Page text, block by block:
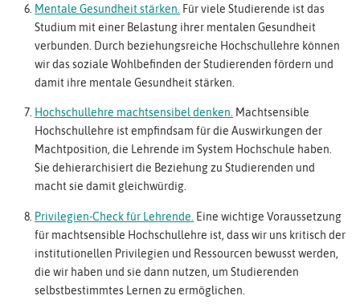
Mentale Gesundheit stärken. Für viele Studierende ist das
Studium mit einer Belastung ihrer mentalen Gesundheit
verbunden. Durch beziehungsreiche Hochschullehre können
wir das soziale Wohlbefinden der Studierenden fördern und
damit ihre mentale Gesundheit stärken.
Hochschullehre machtsensibel denken. Machtsensible
Hochschullehre ist empfindsam für die Auswirkungen der
Machtposition, die Lehrende im System Hochschule haben.
Sie dehierarchisiert die Beziehung zu Studierenden und
macht sie damit gleichwürdig.
Privilegien-Check für Lehrende. Eine wichtige Voraussetzung
für machtsensible Hochschullehre ist, dass wir uns kritisch der
institutionellen Privilegien und Ressourcen bewusst werden,
die wir haben und sie dann nutzen, um Studierenden
selbstbestimmtes Lernen zu ermöglichen.